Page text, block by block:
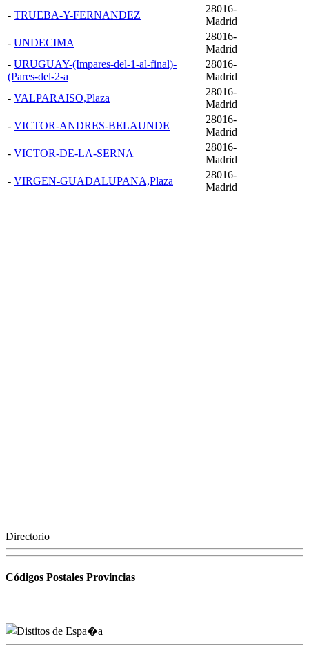
- TRUEBA-Y-FERNANDEZ
28016-
Madrid
- UNDECIMA
28016-
Madrid
- URUGUAY-(Impares-del-1-al-final)-
(Pares-del-2-a
28016-
Madrid
- VALPARAISO,Plaza
28016-
Madrid
- VICTOR-ANDRES-BELAUNDE
28016-
Madrid
- VICTOR-DE-LA-SERNA
28016-
Madrid
- VIRGEN-GUADALUPANA,Plaza
28016-
Madrid
Directorio
Códigos Postales Provincias